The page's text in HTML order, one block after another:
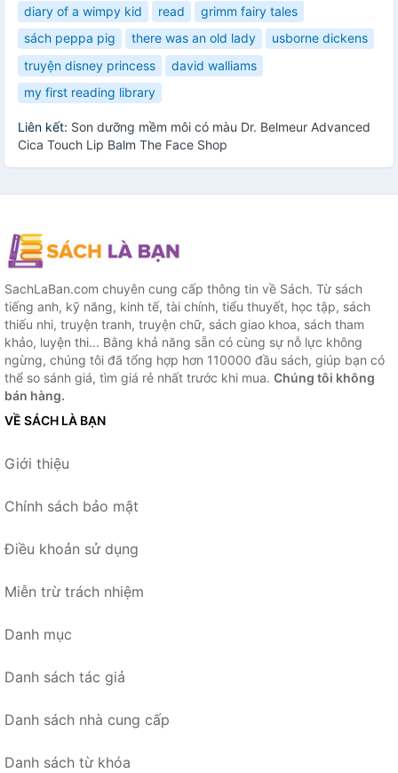
diary of a wimpy kid
read
grimm fairy tales
sách peppa pig
there was an old lady
usborne dickens
truyện disney princess
david walliams
my first reading library
Liên kết: Son dưỡng mềm môi có màu Dr. Belmeur Advanced
Cica Touch Lip Balm The Face Shop
SachLaBan.com chuyên cung cấp thông tin về Sách. Từ sách
tiếng anh, kỹ năng, kinh tế, tài chính, tiểu thuyết, học tập, sách
thiếu nhi, truyện tranh, truyện chữ, sách giao khoa, sách tham
khảo, luyện thi... Bằng khả năng sẵn có cùng sự nỗ lực không
ngừng, chúng tôi đã tổng hợp hơn 110000 đầu sách, giúp bạn có
thể so sánh giá, tìm giá rẻ nhất trước khi mua. Chúng tôi không
bán hàng.
VỀ SÁCH LÀ BẠN
Giới thiệu
Chính sách bảo mật
Điều khoản sử dụng
Miễn trừ trách nhiệm
Danh mục
Danh sách tác giả
Danh sách nhà cung cấp
Danh sách từ khóa